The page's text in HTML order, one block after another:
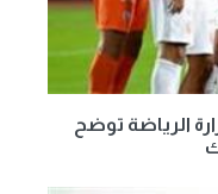
الرياضة توضح